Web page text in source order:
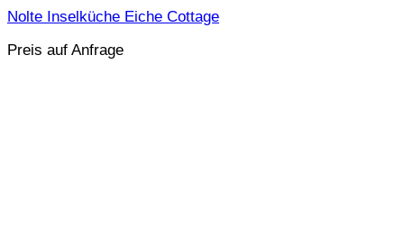
Nolte Inselküche Eiche Cottage
Preis auf Anfrage